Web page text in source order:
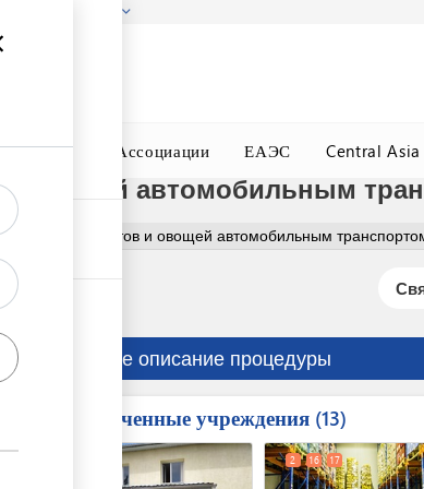
Окна Ассоциации ЕАЭС Central
овощей автомобильным
свежих фруктов и овощей автомобильным
Краткое описание процедуры
Вовлеченные учреждения 13
2 16 17